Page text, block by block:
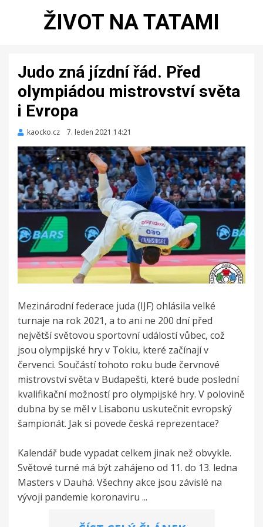
ŽIVOT NA TATAMI
Judo zná jízdní řád. Před
olympiádou mistrovství světa
i Evropa
kaocko.cz
Zveřejněno
7. leden 2021 14:21
Mezinárodní federace juda (IJF) ohlásila velké
turnaje na rok 2021, a to ani ne 200 dní před
největší světovou sportovní událostí vůbec, což
jsou olympijské hry v Tokiu, které začínají v
červenci. Součástí tohoto roku bude červnové
mistrovství světa v Budapešti, které bude poslední
kvalifikační možností pro olympijské hry. V polovině
dubna by se měl v Lisabonu uskutečnit evropský
šampionát. Jak si povede česká reprezentace?
Kalendář bude vypadat celkem jinak než obvykle.
Světové turné má být zahájeno od 11. do 13. ledna
Masters v Dauhá. Všechny akce jsou závislé na
vývoji pandemie koronaviru ...